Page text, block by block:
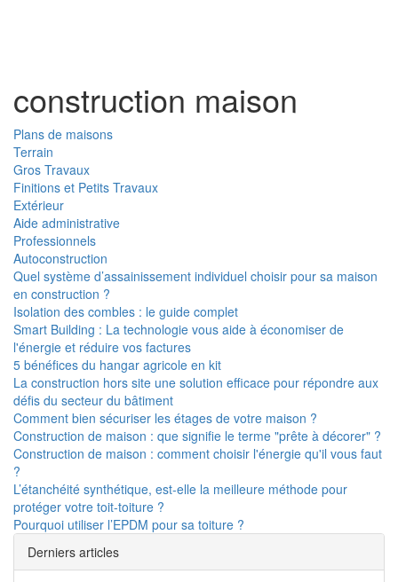
construction maison
Plans de maisons
Terrain
Gros Travaux
Finitions et Petits Travaux
Extérieur
Aide administrative
Professionnels
Autoconstruction
Quel système d’assainissement individuel choisir pour sa maison
en construction ?
Isolation des combles : le guide complet
Smart Building : La technologie vous aide à économiser de
l'énergie et réduire vos factures
5 bénéfices du hangar agricole en kit
La construction hors site une solution efficace pour répondre aux
défis du secteur du bâtiment
Comment bien sécuriser les étages de votre maison ?
Construction de maison : que signifie le terme "prête à décorer" ?
Construction de maison : comment choisir l'énergie qu'il vous faut
?
L’étanchéité synthétique, est-elle la meilleure méthode pour
protéger votre toit-toiture ?
Pourquoi utiliser l’EPDM pour sa toiture ?
Derniers articles